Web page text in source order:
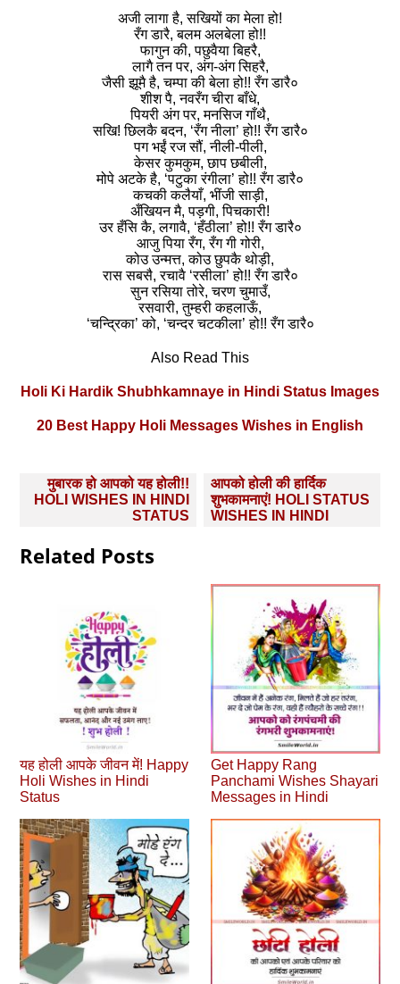
अजी लागा है, सखियों का मेला हो!
रँग डारै, बलम अलबेला हो!!
फागुन की, पछुवैया बिहरै,
लागै तन पर, अंग-अंग सिहरै,
जैसी झूमै है, चम्पा की बेला हो!! रँग डारै०
शीश पै, नवरँग चीरा बाँधे,
पियरी अंग पर, मनसिज गाँथै,
सखि! छिलकै बदन, ‘रँग नीला’ हो!! रँग डारै०
पग भईं रज सौं, नीली-पीली,
केसर कुमकुम, छाप छबीली,
मोपे अटके है, ‘पटुका रंगीला’ हो!! रँग डारै०
कचकी कलैयाँ, भींजी साड़ी,
अँखियन मै, पड़गी, पिचकारी!
उर हँसि कै, लगावै, ‘हँठीला’ हो!! रँग डारै०
आजु पिया रँग, रँग गी गोरी,
कोउ उन्मत्त, कोउ छुपकै थोड़ी,
रास सबसै, रचावै ‘रसीला’ हो!! रँग डारै०
सुन रसिया तोरे, चरण चुमाउँ,
रसवारी, तुम्हरी कहलाऊँ,
‘चन्द्रिका’ को, ‘चन्दर चटकीला’ हो!! रँग डारै०
Also Read This
Holi Ki Hardik Shubhkamnaye in Hindi Status Images
20 Best Happy Holi Messages Wishes in English
Post
navigation
मुबारक हो आपको यह होली!!
HOLI WISHES IN HINDI
STATUS
आपको होली की हार्दिक
शुभकामनाएं! HOLI STATUS
WISHES IN HINDI
Related Posts
यह होली आपके जीवन में! Happy
Holi Wishes in Hindi
Status
Get Happy Rang
Panchami Wishes Shayari
Messages in Hindi